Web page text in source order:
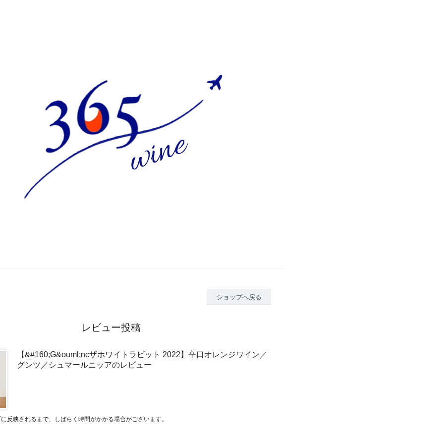
ショップへ戻る
レビュー投稿
【&#160;G&ouml;ncザホワイトラビット 2022】辛口オレンジワイン／
グンツ／シュマールニッアのレビュー
反映されるまで、しばらく時間がかかる場合がございます。